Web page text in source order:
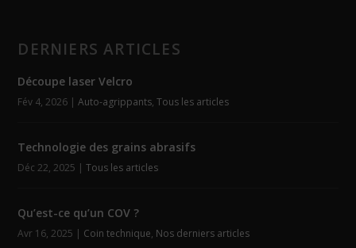
DERNIERS ARTICLES
Découpe laser Velcro
Fév 4, 2026 |Auto-agrippants,Tous les articles
Technologie des grains abrasifs
Déc 22, 2025 |Tous les articles
Qu’est-ce qu’un COV ?
Avr 16, 2025 | Coin technique, Nos derniers articles